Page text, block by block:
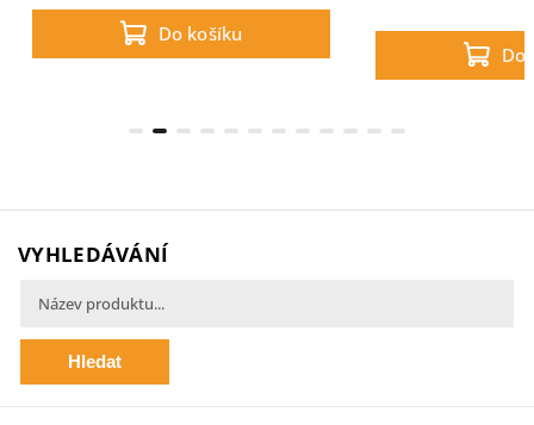
Do košíku
Do
VYHLEDÁVÁNÍ
Hledat